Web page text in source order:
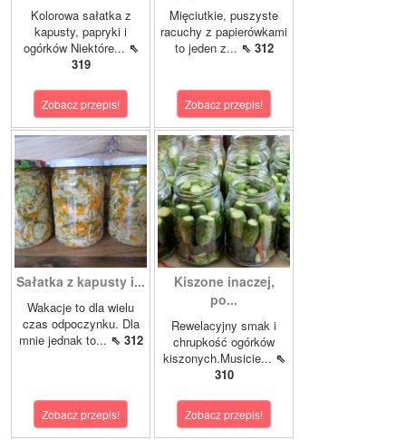
Kolorowa sałatka z
kapusty, papryki i
ogórków Niektóre... ⇖
319
Zobacz przepis!
Mięciutkie, puszyste
racuchy z papierówkami
to jeden z... ⇖ 312
Zobacz przepis!
Sałatka z kapusty i...
Wakacje to dla wielu
czas odpoczynku. Dla
mnie jednak to... ⇖ 312
Zobacz przepis!
Kiszone inaczej,
po...
Rewelacyjny smak i
chrupkość ogórków
kiszonych.Musicie... ⇖
310
Zobacz przepis!